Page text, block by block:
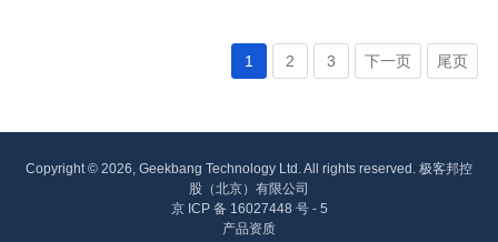
1 2 3 下一页 尾页
Copyright © 2026, Geekbang Technology Ltd. All rights reserved. 极客邦控
股（北京）有限公司
京 ICP 备 16027448 号 - 5
产品资质